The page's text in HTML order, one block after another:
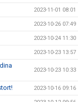
2023-11-01 08:01
2023-10-26 07:49
2023-10-24 11:30
2023-10-23 13:57
2023-10-23 10:33
2023-10-16 09:16